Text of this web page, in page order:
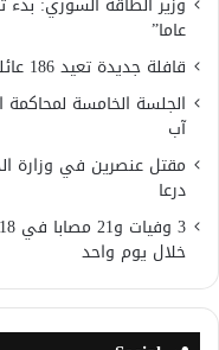
عاما”
قافلة جديدة تعيد 186 عائلة من مخيمات الشمال إلى ريف حماة
آب
مقتل عنصرين في وزارة
درعا
خلال يوم واحد